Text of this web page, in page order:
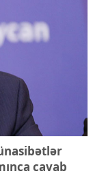
cavab